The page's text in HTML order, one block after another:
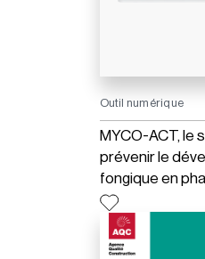
Outil numérique
MYCO-ACT, le
prévenir le
fongique en